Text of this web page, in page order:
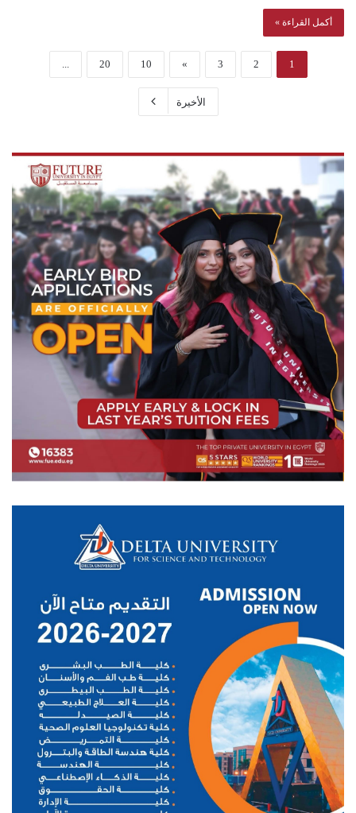
أكمل القراءة »
1
2
3
»
10
20
...
الأخيرة